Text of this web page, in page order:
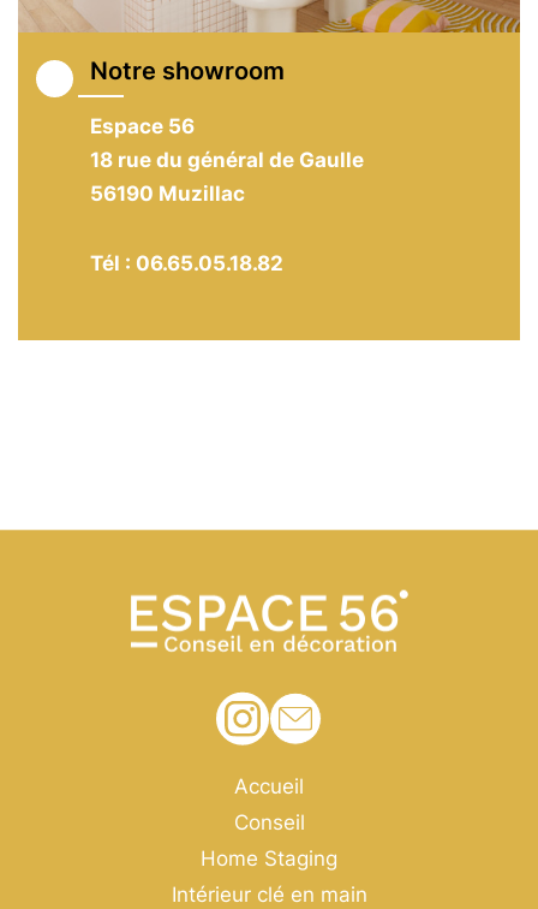
Notre showroom
Espace 56
18 rue du général de Gaulle
56190 Muzillac
Tél : 06.65.05.18.82
Accueil
Conseil
Home Staging
Intérieur clé en main